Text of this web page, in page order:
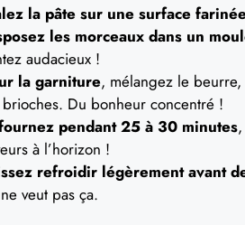
la pâte sur une surface
les morceaux dans un
audacieux !
la garniture, mélangez le
brioches. Du bonheur concentré !
pendant 25 à 30 minutes
à l’horizon !
refroidir légèrement avant
veut pas ça.